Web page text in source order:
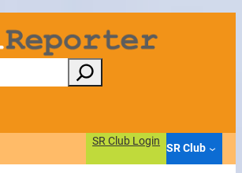
SR Club Login
SR Club